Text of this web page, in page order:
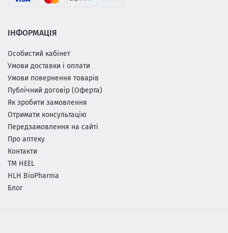
ІНФОРМАЦІЯ
Особистий кабінет
Умови доставки і оплати
Умови повернення товарів
Публічний договір (Оферта)
Як зробити замовлення
Отримати консультацію
Передзамовлення на сайті
Про аптеку
Контакти
ТМ HEEL
HLH BioPharma
Блог